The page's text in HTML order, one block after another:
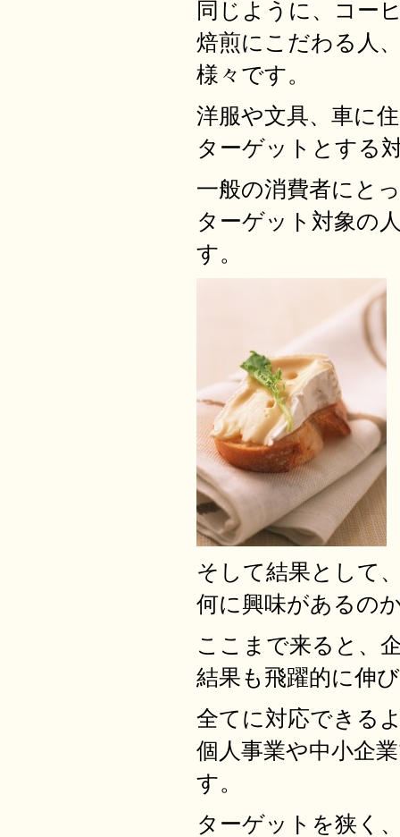
同じように、コー
焙煎にこだわる人
様々です。
洋服や文具、車に
ターゲットとする
一般の消費者にと
ターゲット対象の
す。
そして結果として
何に興味があるの
ここまで来ると、
結果も飛躍的に伸
全てに対応できる
個人事業や中小企
す。
ターゲットを狭く